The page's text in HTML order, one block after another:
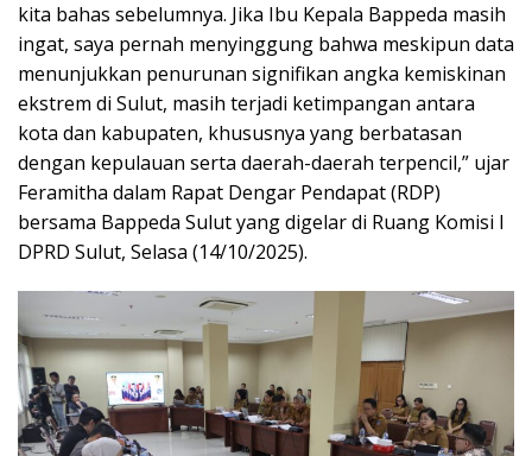
kita bahas sebelumnya. Jika Ibu Kepala Bappeda masih
ingat, saya pernah menyinggung bahwa meskipun data
menunjukkan penurunan signifikan angka kemiskinan
ekstrem di Sulut, masih terjadi ketimpangan antara
kota dan kabupaten, khususnya yang berbatasan
dengan kepulauan serta daerah-daerah terpencil,” ujar
Feramitha dalam Rapat Dengar Pendapat (RDP)
bersama Bappeda Sulut yang digelar di Ruang Komisi I
DPRD Sulut, Selasa (14/10/2025).